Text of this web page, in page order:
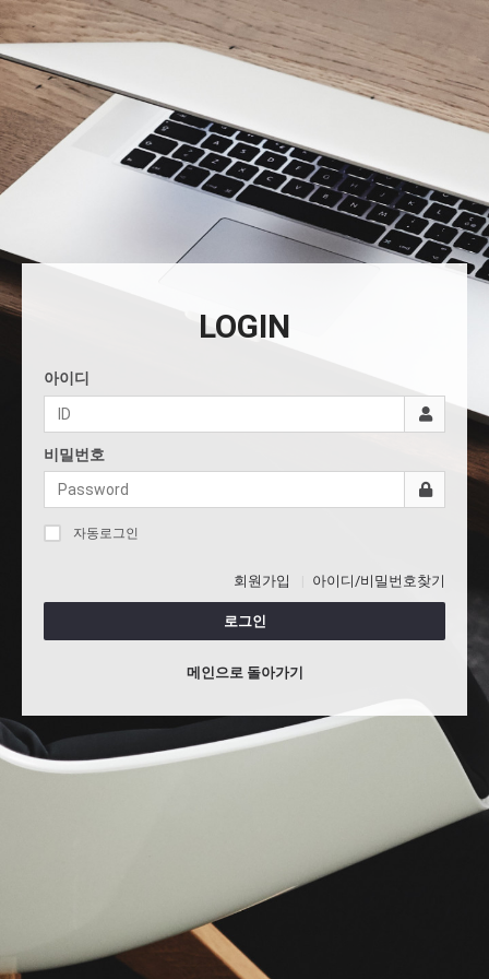
LOGIN
아이디
비밀번호
자동로그인
회원가입 아이디/비밀번호찾기
로그인
메인으로 돌아가기